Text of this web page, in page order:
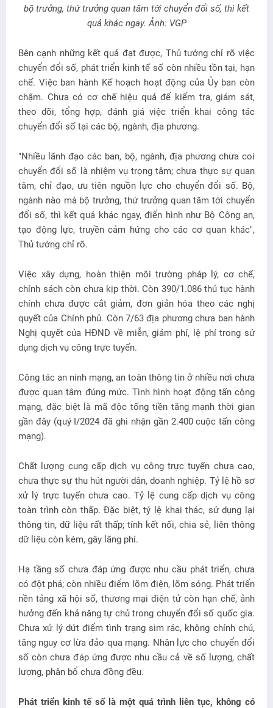
bộ trưởng, thứ trưởng quan tâm tới chuyển đổi số, thì kết
quả khác ngay. Ảnh: VGP
Bên cạnh những kết quả đạt được, Thủ tướng chỉ rõ việc
chuyển đổi số, phát triển kinh tế số còn nhiều tồn tại, hạn
chế. Việc ban hành Kế hoạch hoạt động của Ủy ban còn
chậm. Chưa có cơ chế hiệu quả để kiểm tra, giám sát,
theo dõi, tổng hợp, đánh giá việc triển khai công tác
chuyển đổi số tại các bộ, ngành, địa phương.
"Nhiều lãnh đạo các ban, bộ, ngành, địa phương chưa coi
chuyển đổi số là nhiệm vụ trọng tâm; chưa thực sự quan
tâm, chỉ đạo, ưu tiên nguồn lực cho chuyển đổi số. Bộ,
ngành nào mà bộ trưởng, thứ trưởng quan tâm tới chuyển
đổi số, thì kết quả khác ngay, điển hình như Bộ Công an,
tạo động lực, truyền cảm hứng cho các cơ quan khác",
Thủ tướng chỉ rõ.
Việc xây dựng, hoàn thiện môi trường pháp lý, cơ chế,
chính sách còn chưa kịp thời. Còn 390/1.086 thủ tục hành
chính chưa được cắt giảm, đơn giản hóa theo các nghị
quyết của Chính phủ. Còn 7/63 địa phương chưa ban hành
Nghị quyết của HĐND về miễn, giảm phí, lệ phí trong sử
dụng dịch vụ công trực tuyến.
Công tác an ninh mạng, an toàn thông tin ở nhiều nơi chưa
được quan tâm đúng mức. Tình hình hoạt động tấn công
mạng, đặc biệt là mã độc tống tiền tăng mạnh thời gian
gần đây (quý I/2024 đã ghi nhận gần 2.400 cuộc tấn công
mạng).
Chất lượng cung cấp dịch vụ công trực tuyến chưa cao,
chưa thực sự thu hút người dân, doanh nghiệp. Tỷ lệ hồ sơ
xử lý trực tuyến chưa cao. Tỷ lệ cung cấp dịch vụ công
toàn trình còn thấp. Đặc biệt, tỷ lệ khai thác, sử dụng lại
thông tin, dữ liệu rất thấp; tính kết nối, chia sẻ, liên thông
dữ liệu còn kém, gây lãng phí.
Hạ tầng số chưa đáp ứng được nhu cầu phát triển, chưa
có đột phá; còn nhiều điểm lõm điện, lõm sóng. Phát triển
nền tảng xã hội số, thương mại điện tử còn hạn chế, ảnh
hưởng đến khả năng tự chủ trong chuyển đổi số quốc gia.
Chưa xử lý dứt điểm tình trạng sim rác, không chính chủ,
tăng nguy cơ lừa đảo qua mạng. Nhân lực cho chuyển đổi
số còn chưa đáp ứng được nhu cầu cả về số lượng, chất
lượng, phân bổ chưa đồng đều.
Phát triển kinh tế số là một quá trình liên tục, không có